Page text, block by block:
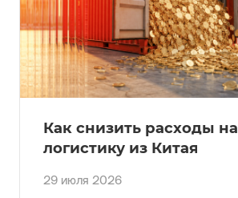
29 июля 2026
Как снизить расходы на
логистику из Китая